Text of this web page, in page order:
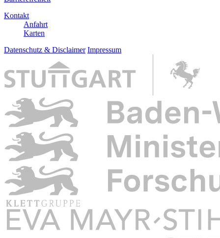
Kontakt
Anfahrt
Karten
Datenschutz & Disclaimer Impressum